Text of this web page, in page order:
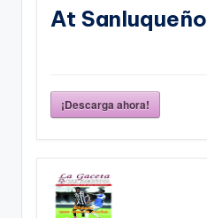
At Sanluqueño
¡Descarga ahora!